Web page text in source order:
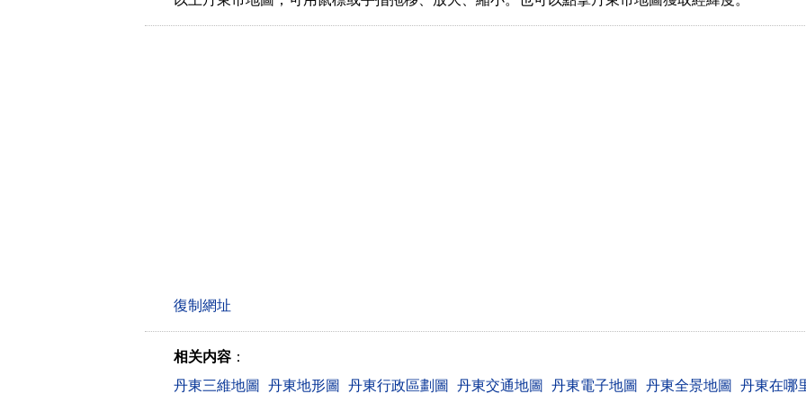
相关内容 ：
丹東三維地圖
丹東地形圖 丹東行政區劃圖 丹東交通地圖 丹東電子地圖 丹東全景地圖 丹東在哪